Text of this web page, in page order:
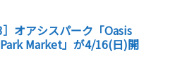
］オアシスパーク「Oasis
Market」が4/16(日)開